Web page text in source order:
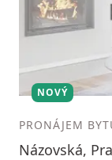
NOVÝ
PRONÁJEM
Názovská,